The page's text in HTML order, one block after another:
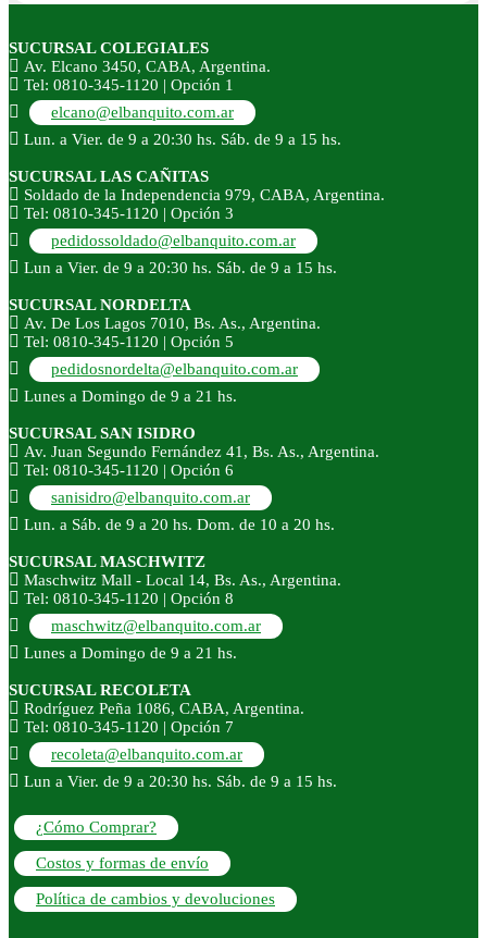
SUCURSAL COLEGIALES
Av. Elcano 3450, CABA, Argentina.
Tel: 0810-345-1120 | Opción 1
elcano@elbanquito.com.ar
Lun. a Vier. de 9 a 20:30 hs. Sáb. de 9 a 15 hs.
SUCURSAL LAS CAÑITAS
Soldado de la Independencia 979, CABA, Argentina.
Tel: 0810-345-1120 | Opción 3
pedidossoldado@elbanquito.com.ar
Lun a Vier. de 9 a 20:30 hs. Sáb. de 9 a 15 hs.
SUCURSAL NORDELTA
Av. De Los Lagos 7010, Bs. As., Argentina.
Tel: 0810-345-1120 | Opción 5
pedidosnordelta@elbanquito.com.ar
Lunes a Domingo de 9 a 21 hs.
SUCURSAL SAN ISIDRO
Av. Juan Segundo Fernández 41, Bs. As., Argentina.
Tel: 0810-345-1120 | Opción 6
sanisidro@elbanquito.com.ar
Lun. a Sáb. de 9 a 20 hs. Dom. de 10 a 20 hs.
SUCURSAL MASCHWITZ
Maschwitz Mall - Local 14, Bs. As., Argentina.
Tel: 0810-345-1120 | Opción 8
maschwitz@elbanquito.com.ar
Lunes a Domingo de 9 a 21 hs.
SUCURSAL RECOLETA
Rodríguez Peña 1086, CABA, Argentina.
Tel: 0810-345-1120 | Opción 7
recoleta@elbanquito.com.ar
Lun a Vier. de 9 a 20:30 hs. Sáb. de 9 a 15 hs.
¿Cómo Comprar?
Costos y formas de envío
Política de cambios y devoluciones